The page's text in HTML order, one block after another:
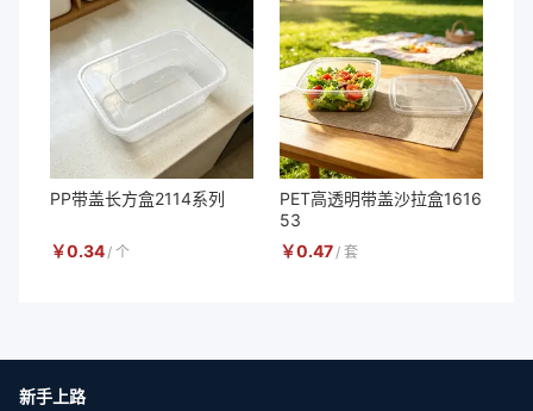
PP带盖长方盒2114系列
￥0.34 / 个
PET高透明带盖沙拉盒1616
53
￥0.47 / 套
新手上路